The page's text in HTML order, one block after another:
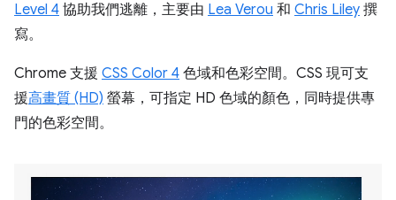
Level 4 協助我們逃離，主要由 Lea Verou 和 Chris Liley 撰
寫。
Chrome 支援 CSS Color 4 色域和色彩空間。CSS 現可支
援高畫質 (HD) 螢幕，可指定 HD 色域的顏色，同時提供專
門的色彩空間。